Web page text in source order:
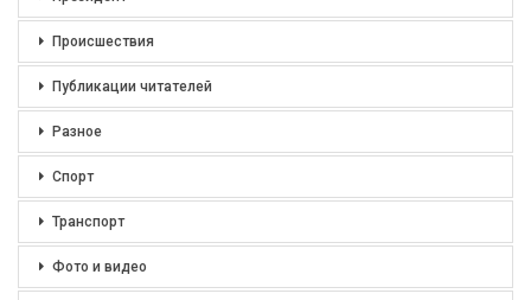
Происшествия
Публикации читателей
Разное
Спорт
Транспорт
Фото и видео